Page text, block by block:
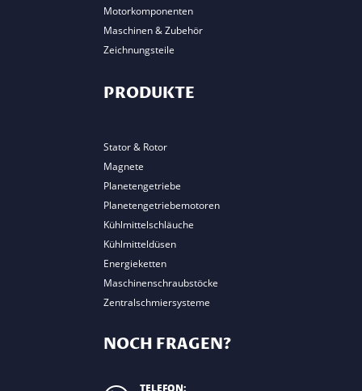
Motorkomponenten
Maschinen & Zubehör
Zeichnungsteile
PRODUKTE
Stator & Rotor
Magnete
Planetengetriebe
Planetengetriebemotoren
Kühlmittelschläuche
Kühlmitteldüsen
Energieketten
Maschinenschraubstöcke
Zentralschmiersysteme
NOCH FRAGEN?